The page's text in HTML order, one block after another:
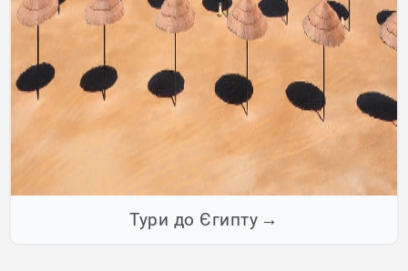
Тури до Єгипту